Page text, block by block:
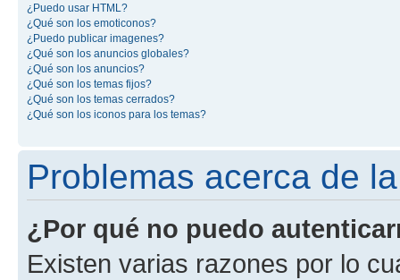
¿Puedo usar HTML?
¿Qué son los emoticonos?
¿Puedo publicar imagenes?
¿Qué son los anuncios globales?
¿Qué son los anuncios?
¿Qué son los temas fijos?
¿Qué son los temas cerrados?
¿Qué son los iconos para los temas?
Problemas acerca de
¿Por qué no puedo
Existen varias razones por lo